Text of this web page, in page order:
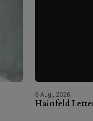
6 Aug., 2026
Hainfeld